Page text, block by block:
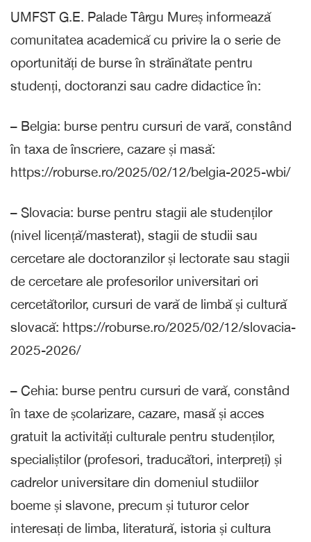
UMFST G.E. Palade Târgu Mureș informează
comunitatea academică cu privire la o serie de
oportunități de burse în străinătate pentru
studenți, doctoranzi sau cadre didactice în:
– Belgia: burse pentru cursuri de vară, constând
în taxa de înscriere, cazare și masă:
https://roburse.ro/2025/02/12/belgia-2025-wbi/
– Slovacia: burse pentru stagii ale studenților
(nivel licență/masterat), stagii de studii sau
cercetare ale doctoranzilor și lectorate sau stagii
de cercetare ale profesorilor universitari ori
cercetătorilor, cursuri de vară de limbă și cultură
slovacă: https://roburse.ro/2025/02/12/slovacia-
2025-2026/
– Cehia: burse pentru cursuri de vară, constând
în taxe de școlarizare, cazare, masă și acces
gratuit la activități culturale pentru studenților,
specialiștilor (profesori, traducători, interpreți) și
cadrelor universitare din domeniul studiilor
boeme și slavone, precum și tuturor celor
interesați de limba, literatură, istoria și cultura